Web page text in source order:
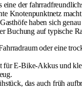
der
Knotenpunktnetz
haben sich genau
Buchung auf typische
oder eine
für E-Bike-Akkus und
das auch früh